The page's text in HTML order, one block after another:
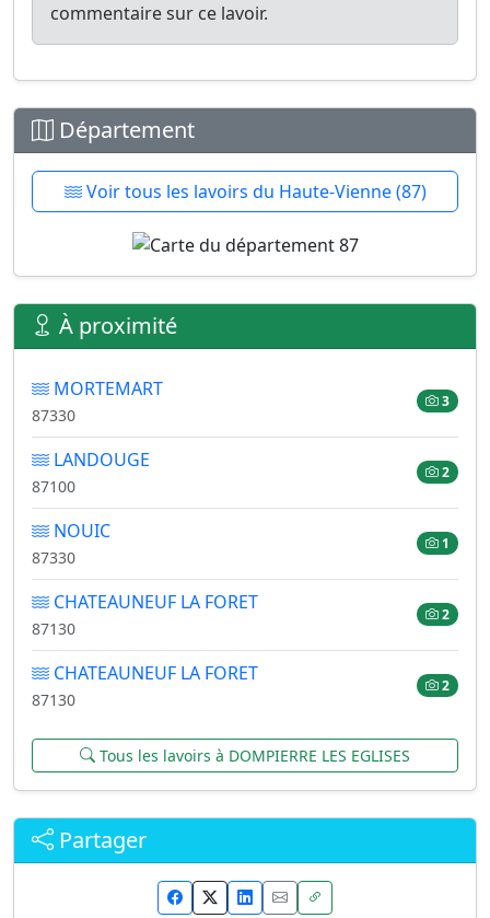
commentaire sur ce lavoir.
Département
Voir tous les lavoirs du Haute-Vienne (87)
À proximité
MORTEMART
87330
3
LANDOUGE
87100
2
NOUIC
87330
1
CHATEAUNEUF LA FORET
87130
2
CHATEAUNEUF LA FORET
87130
2
Tous les lavoirs à DOMPIERRE LES EGLISES
Partager